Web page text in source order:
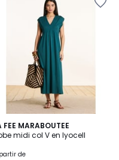
FEE MARABOUTEE
midi col V en lyocell
de